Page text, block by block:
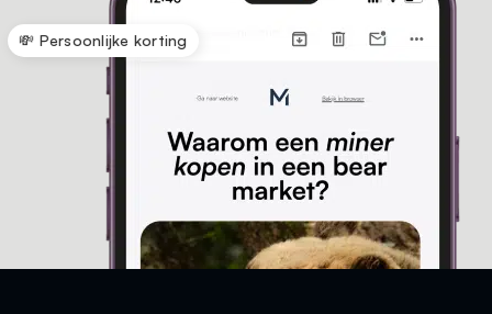
💸 Persoonlijke korting